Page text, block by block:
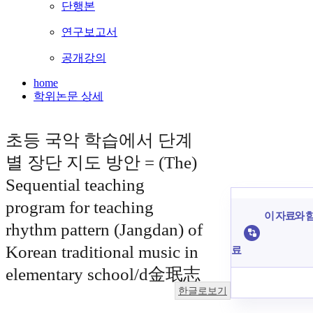
단행본
연구보고서
공개강의
home
학위논문 상세
초등 국악 학습에서 단계
별 장단 지도 방안 = (The)
Sequential teaching
program for teaching
rhythm pattern (Jangdan) of
Korean traditional music in
elementary school/d金珉志
한글로보기
이 자료와
료